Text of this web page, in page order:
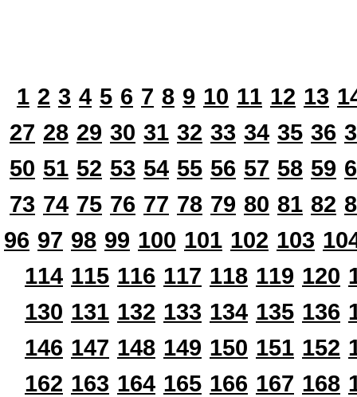
1 2 3 4 5 6 7 8 9 10 11 12 13
27 28 29 30 31 32 33 34 35 36
50 51 52 53 54 55 56 57 58 59
73 74 75 76 77 78 79 80 81 82
96 97 98 99 100 101 102 103
114 115 116 117 118 119 120
130 131 132 133 134 135 136
146 147 148 149 150 151 152
162 163 164 165 166 167 168